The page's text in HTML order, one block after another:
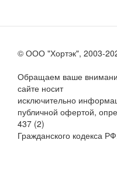
© ООО "Хортэк", 2003-
Обращаем ваше
сайте носит
исключительно
публичной офертой,
437 (2)
Гражданского кодекса